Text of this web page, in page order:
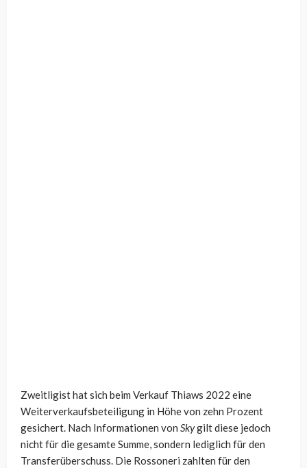
Zweitligist hat sich beim Verkauf Thiaws 2022 eine
Weiterverkaufsbeteiligung in Höhe von zehn Prozent
gesichert. Nach Informationen von Skygilt diese jedoch
nicht für die gesamte Summe, sondern lediglich für den
Transferüberschuss. Die Rossoneri zahlten für den